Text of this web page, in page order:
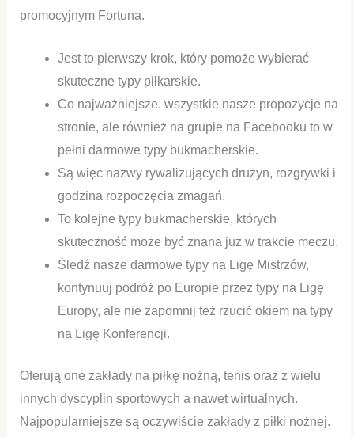
promocyjnym Fortuna.
Jest to pierwszy krok, który pomoże wybierać
skuteczne typy piłkarskie.
Co najważniejsze, wszystkie nasze propozycje na
stronie, ale również na grupie na Facebooku to w
pełni darmowe typy bukmacherskie.
Są więc nazwy rywalizujących drużyn, rozgrywki i
godzina rozpoczęcia zmagań.
To kolejne typy bukmacherskie, których
skuteczność może być znana już w trakcie meczu.
Śledź nasze darmowe typy na Ligę Mistrzów,
kontynuuj podróż po Europie przez typy na Ligę
Europy, ale nie zapomnij też rzucić okiem na typy
na Ligę Konferencji.
Oferują one zakłady na piłkę nożną, tenis oraz z wielu
innych dyscyplin sportowych a nawet wirtualnych.
Najpopularniejsze są oczywiście zakłady z piłki nożnej.